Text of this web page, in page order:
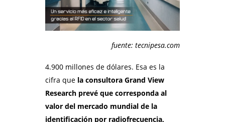
fuente: tecnipesa.com
4.900 millones de dólares. Esa es la
cifra que la consultora Grand View
Research prevé que corresponda al
valor del mercado mundial de la
identificación por radiofrecuencia,